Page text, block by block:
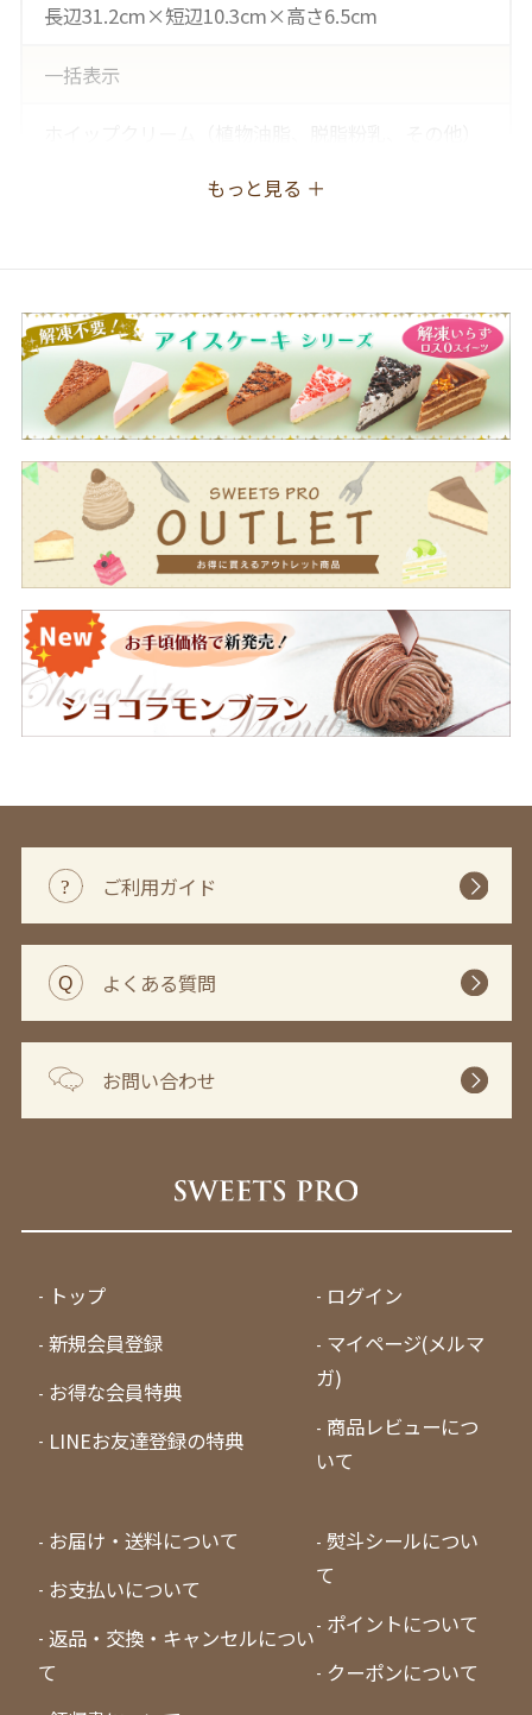
長辺31.2cm×短辺10.3cm×高さ6.5cm
一括表示
マレード（水あめ、砂糖、その他）、砂糖、液卵、
乳化剤、香料、ｐＨ調整剤、着色料（紅麹、カロチ
ノイド）、酸味料、（一部に小麦・卵・乳成分・オ
レンジ・ゼラチン・大豆を含む）
もっと見る ＋
ご利用ガイド
よくある質問
お問い合わせ
トップ
新規会員登録
お得な会員特典
LINEお友達登録の特典
ログイン
マイページ(メルマ
ガ)
商品レビューにつ
いて
お届け・送料について
お支払いについて
返品・交換・キャンセルについ
て
熨斗シールについ
て
ポイントについて
クーポンについて